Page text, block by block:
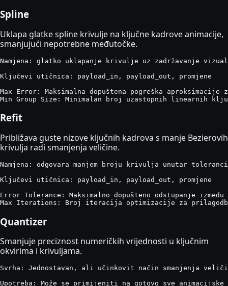
Spline
Uklapa glatke spline krivulje na ključne kadrove animacije,
smanjujući nepotrebne međutočke.
Namjena: glatko uklapanje krivulje uz zadržavanje
Ključevi utičnica: payload_in, payload_out, promjene
Max Error: Maksimalna dopuštena pogreška
Min Group Size: Minimalan broj uzastopnih linearnih
Refit
Približava guste nizove ključnih kadrova s ​​manje Bezierovih
krivulja radi smanjenja veličine.
Namjena: odgovara manjem broju krivulja unutar
Ključevi utičnica: payload_in, payload_out, promjene
Error Tolerance: Maksimalno dopušteno odstupanje
Max Iterations: Broj iteracija optimizacije za
Quantizer
Smanjuje preciznost numeričkih vrijednosti u ključnim
okvirima i krivuljama.
Svrha: Jednostavan, ali učinkovit način smanjenja
Upotreba: Može se primijeniti na gotovo sve